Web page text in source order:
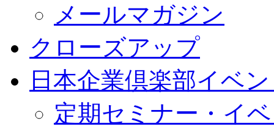
メールマガジン
クローズアップ
日本企業倶楽部イベ
定期セミナー・イ